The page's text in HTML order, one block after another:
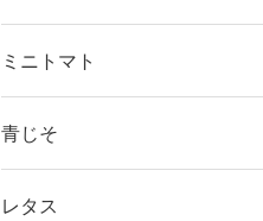
ミニトマト
青じそ
レタス